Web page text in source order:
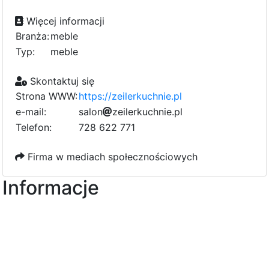
Więcej informacji
Branża:meble
Typ:
meble
Skontaktuj się
Strona WWW:https://zeilerkuchnie.pl
e-mail:
sa3
0
lo0
n0
f
zeif
3
lerkuchnie1
.pl
Telefon:
728 622 771
Firma w mediach społecznościowych
Informacje